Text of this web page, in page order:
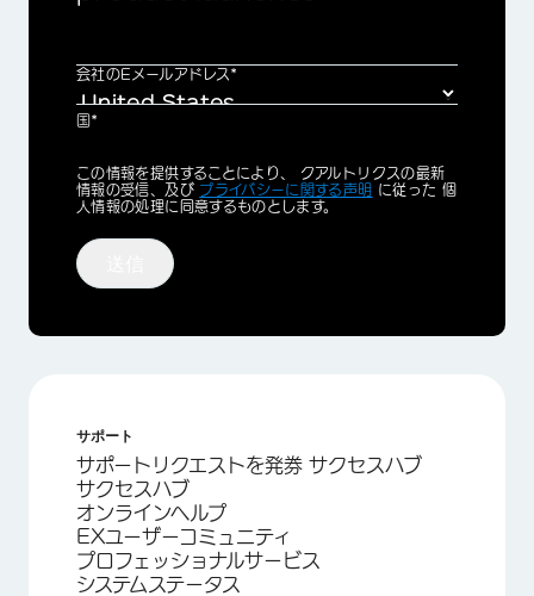
会社のEメールアドレス*
国*
Privacy
Optin
この情報を提供することにより、 クアルトリクスの最新
情報の受信、及び プライバシーに関する声明 に従った 個
人情報の処理に同意するものとします。
サポート
サポートリクエストを発券 サクセスハブ
サクセスハブ
オンラインヘルプ
EXユーザーコミュニティ
プロフェッショナルサービス
システムステータス